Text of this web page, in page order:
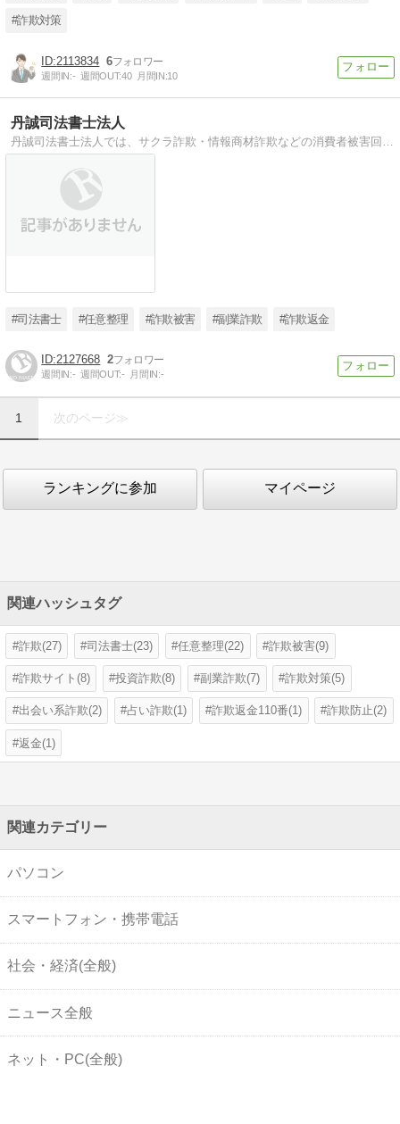
#詐欺対策
2113834 6
週間IN:- 週間OUT:40 月間IN:10
丹誠司法書士法人
丹誠司法書士法人では、サクラ詐欺・情報商材詐欺などの消費者被害回復や、相続登記・遺言状作成などの相続・遺言問題を中心とする様々な業務に全力で取り組んでおります。ぜひお気軽にお問い合わせください。
#司法書士 #任意整理 #詐欺被害 #副業詐欺 #詐欺返金
2127668 2
週間IN:- 週間OUT:- 月間IN:-
1 次のページ≫
ランキングに参加 マイページ
関連ハッシュタグ
詐欺(27) 司法書士(23) 任意整理(22) 詐欺被害(9)
詐欺サイト(8) 投資詐欺(8) 副業詐欺(7) 詐欺対策(5)
出会い系詐欺(2) 占い詐欺(1) 詐欺返金110番(1) 詐欺防止(2)
返金(1)
関連カテゴリー
パソコン
スマートフォン・携帯電話
社会・経済(全般)
ニュース全般
ネット・PC(全般)